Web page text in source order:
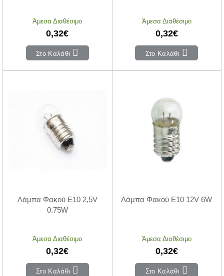
Άμεσα Διαθέσιμο
0,32€
Στο Καλάθι
Άμεσα Διαθέσιμο
0,32€
Στο Καλάθι
Λάμπα Φακού E10 2,5V
0.75W
Άμεσα Διαθέσιμο
0,32€
Στο Καλάθι
Λάμπα Φακού E10 12V 6W
Άμεσα Διαθέσιμο
0,32€
Στο Καλάθι